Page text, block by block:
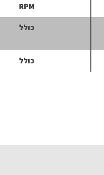
RPM
כולל
כולל